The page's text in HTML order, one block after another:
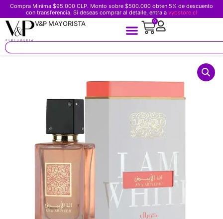
Compra Minima $95.000 CLP. Monto sobre $500.000 obten 5% de descuento
con transferencia. Si deseas comprar al detalle, entra a vypstore.cl
V&P MAYORISTA 0